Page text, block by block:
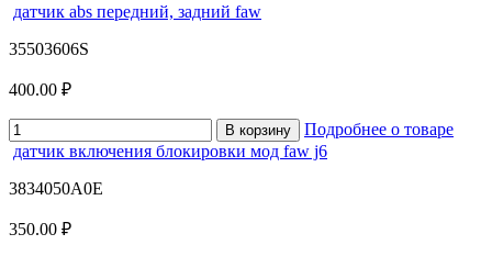
датчик abs передний, задний faw
35503606S
400.00 ₽
В корзину
Подробнее о товаре
датчик включения блокировки мод faw j6
3834050A0E
350.00 ₽